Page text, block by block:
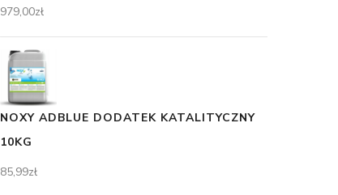
979,00zł
NOXY ADBLUE DODATEK KATALITYCZNY
10KG
85,99zł